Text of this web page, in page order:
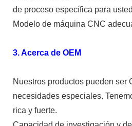
de proceso específica para
Modelo de máquina CNC
3. Acerca de OEM
Nuestros productos pueden ser
necesidades especiales.
rica y fuerte.